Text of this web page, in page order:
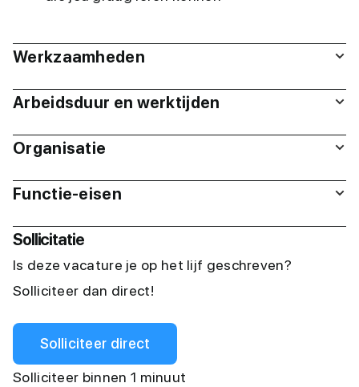
Werkzaamheden
Arbeidsduur en werktijden
Organisatie
Functie-eisen
Sollicitatie
Is deze vacature je op het lijf geschreven?
Solliciteer dan direct!
Solliciteer direct
Solliciteer binnen 1 minuut